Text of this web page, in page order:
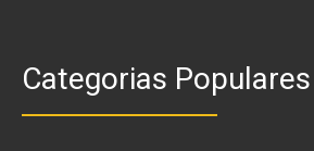
Categorias Populares